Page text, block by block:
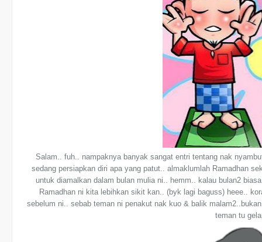
Salam.. fuh.. nampaknya banyak sangat entri tentang nak
sedang persiapkan diri apa yang patut.. almaklumlah Ramadhan
untuk diamalkan dalam bulan mulia ni.. hemm.. kalau bulan2
Ramadhan ni kita lebihkan sikit kan.. (byk lagi baguss) heee..
sebelum ni.. sebab teman ni penakut nak kuo & balik
teman tu